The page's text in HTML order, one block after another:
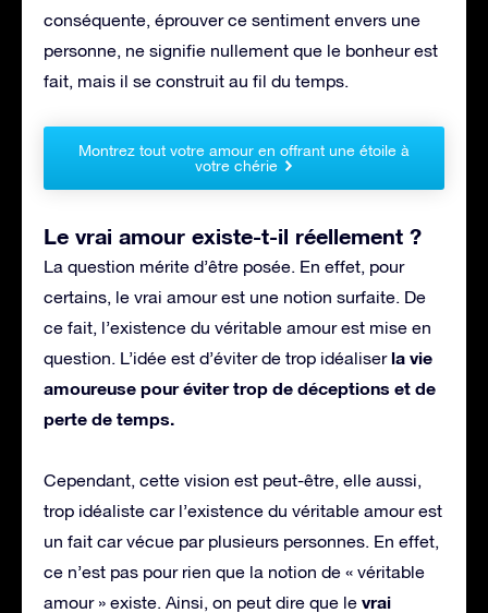
conséquente, éprouver ce sentiment envers une
personne, ne signifie nullement que le bonheur est
fait, mais il se construit au fil du temps.
Montrez tout votre amour en offrant une étoile à
votre chérie
Le vrai amour existe-t-il réellement ?
La question mérite d’être posée. En effet, pour
certains, le vrai amour est une notion surfaite. De
ce fait, l’existence du véritable amour est mise en
question. L’idée est d’éviter de trop idéaliser la vie
amoureuse pour éviter trop de déceptions et de
perte de temps.
Cependant, cette vision est peut-être, elle aussi,
trop idéaliste car l’existence du véritable amour est
un fait car vécue par plusieurs personnes. En effet,
ce n’est pas pour rien que la notion de « véritable
amour » existe. Ainsi, on peut dire que le vrai